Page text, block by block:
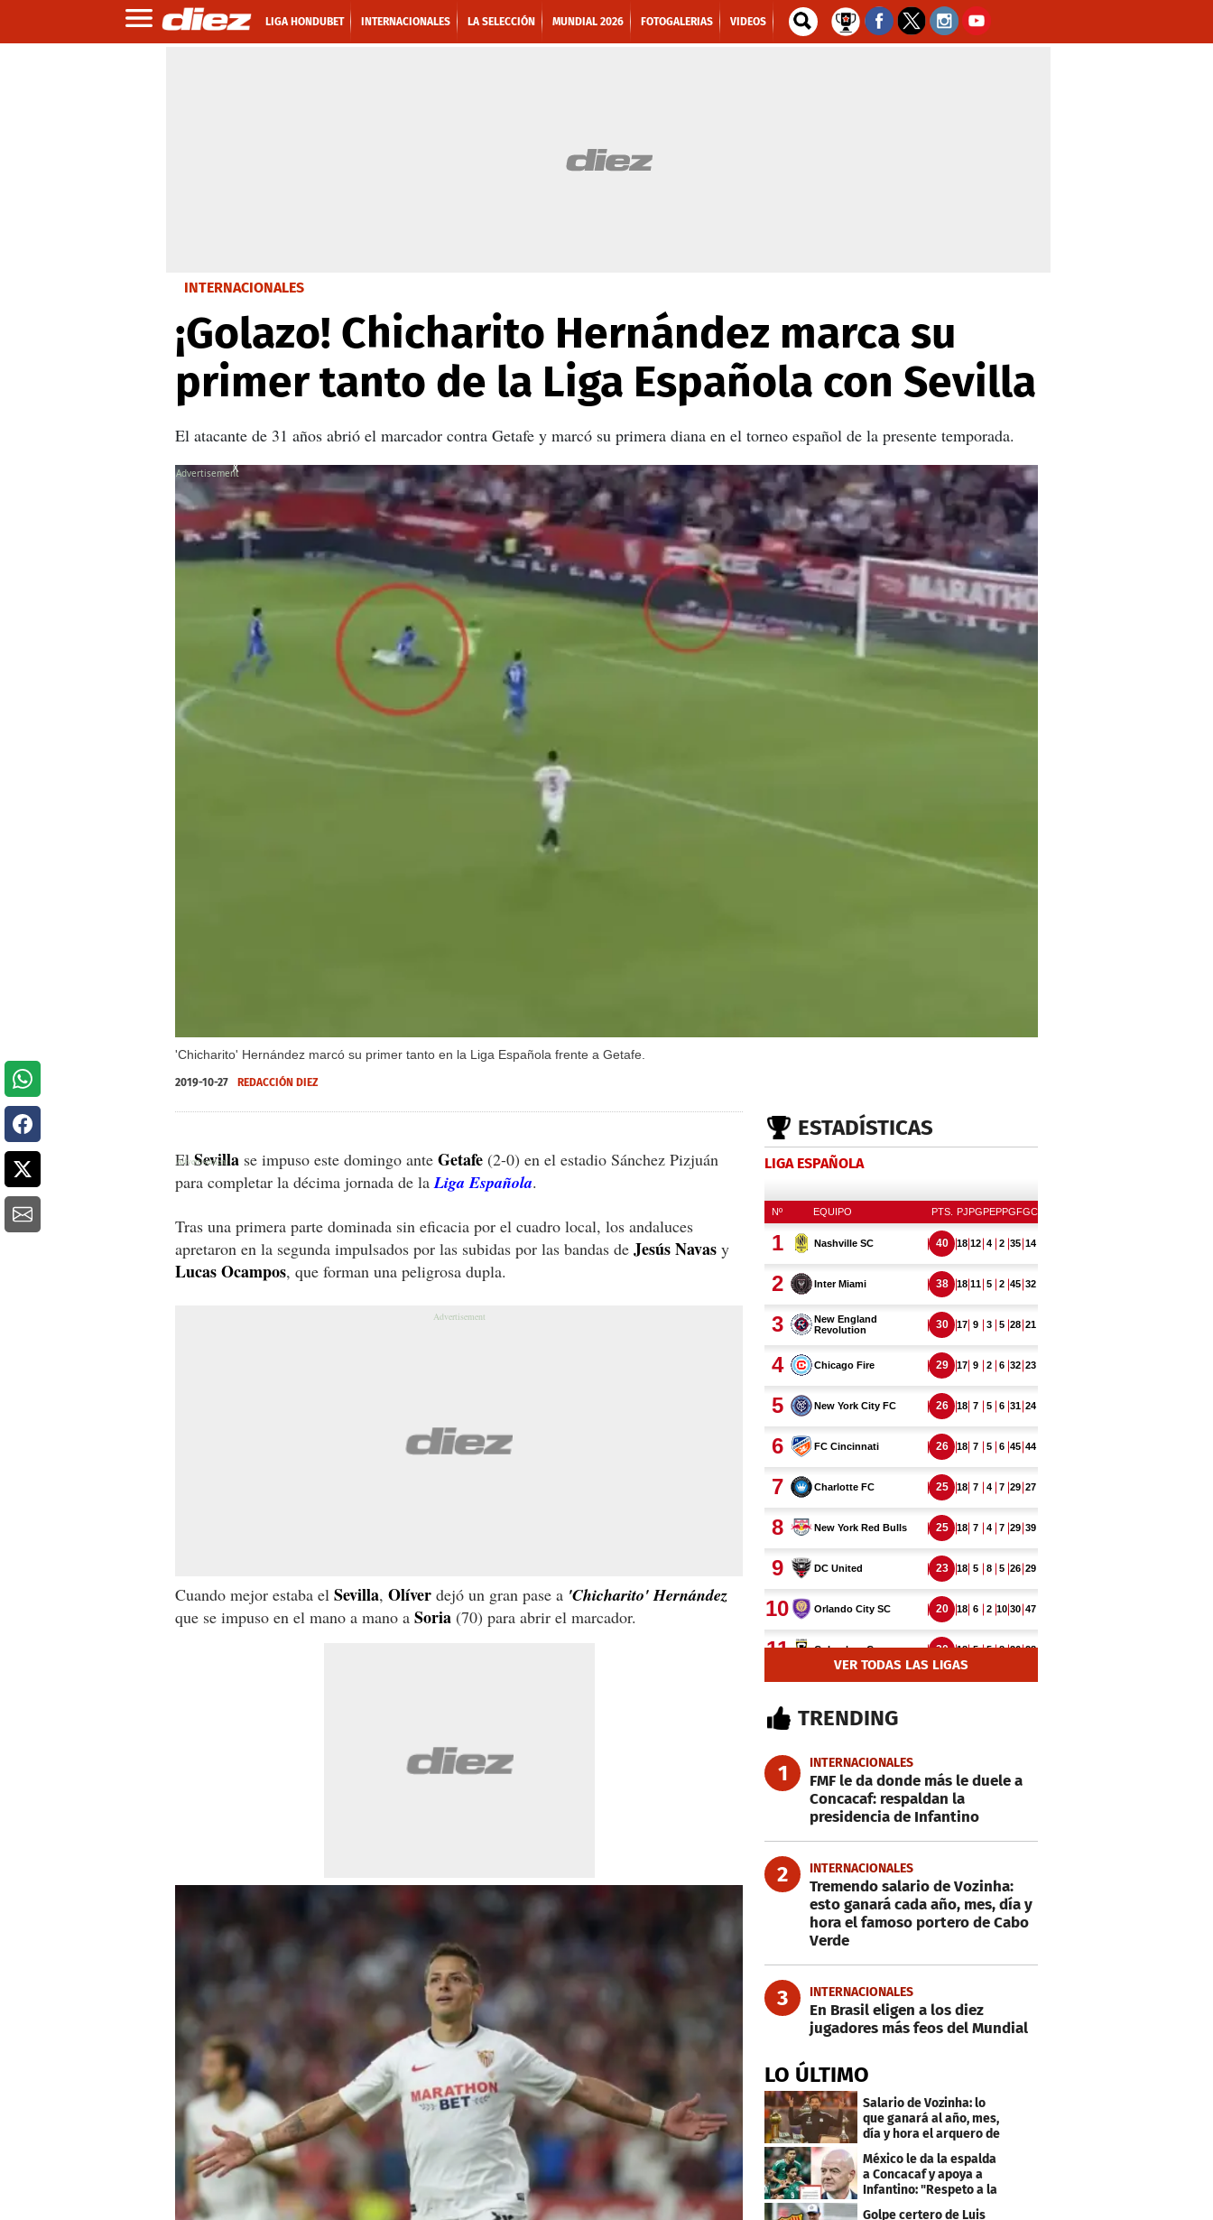
LIGA HONDUBET INTERNACIONALES LA SELECCIÓN MUNDIAL 2026 FOTOGALERIAS VIDEOS
INTERNACIONALES
¡Golazo! Chicharito Hernández marca su
primer tanto de la Liga Española con Sevilla
El atacante de 31 años abrió el marcador contra Getafe y marcó su primera diana en el torneo español de la presente temporada.
'Chicharito' Hernández marcó su primer tanto en la Liga Española frente a Getafe.
X
X
2019-10-27 REDACCIÓN DIEZ
ElSevilla se impuso este domingo ante Getafe (2-0) en el estadio Sánchez Pizjuán
para completar la décima jornada de laLiga Española.
Tras una primera parte dominada sin eficacia por el cuadro local, los andaluces
apretaron en la segunda impulsados por las subidas por las bandas de Jesús Navas y
Lucas Ocampos, que forman una peligrosa dupla.
Cuando mejor estaba el Sevilla, Olíver dejó un gran pase a 'Chicharito' Hernández
que se impuso en el mano a mano a Soria (70) para abrir el marcador.
ESTADÍSTICAS
LIGA ESPAÑOLA
VER TODAS LAS LIGAS
TRENDING
1 INTERNACIONALES
FMF le da donde más le duele a
Concacaf: respaldan la
presidencia de Infantino
2 INTERNACIONALES
Tremendo salario de Vozinha:
esto ganará cada año, mes, día y
hora el famoso portero de Cabo
Verde
3 INTERNACIONALES
En Brasil eligen a los diez
jugadores más feos del Mundial
LO ÚLTIMO
Salario de Vozinha: lo
que ganará al año, mes,
día y hora el arquero de
Cabo Verde
México le da la espalda
a Concacaf y apoya a
Infantino: "Respeto a la
gobernanza"
Golpe certero de Luis